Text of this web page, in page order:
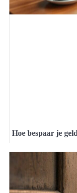
Hoe bespaar je